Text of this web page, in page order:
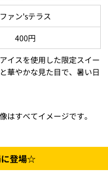
ファン'sテラス
400円
イスを使用した限定スイー
華やかな見た目で、暑い日
はすべてイメージです。
に登場☆